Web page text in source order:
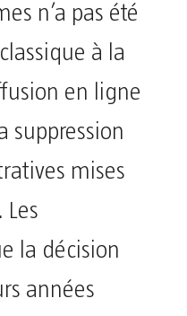
n’a pas été
à la
en ligne
suppression
mises
la décision
années